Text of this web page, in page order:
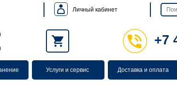
Личный кабинет
+7
Услуги и сервис Доставка и оплата